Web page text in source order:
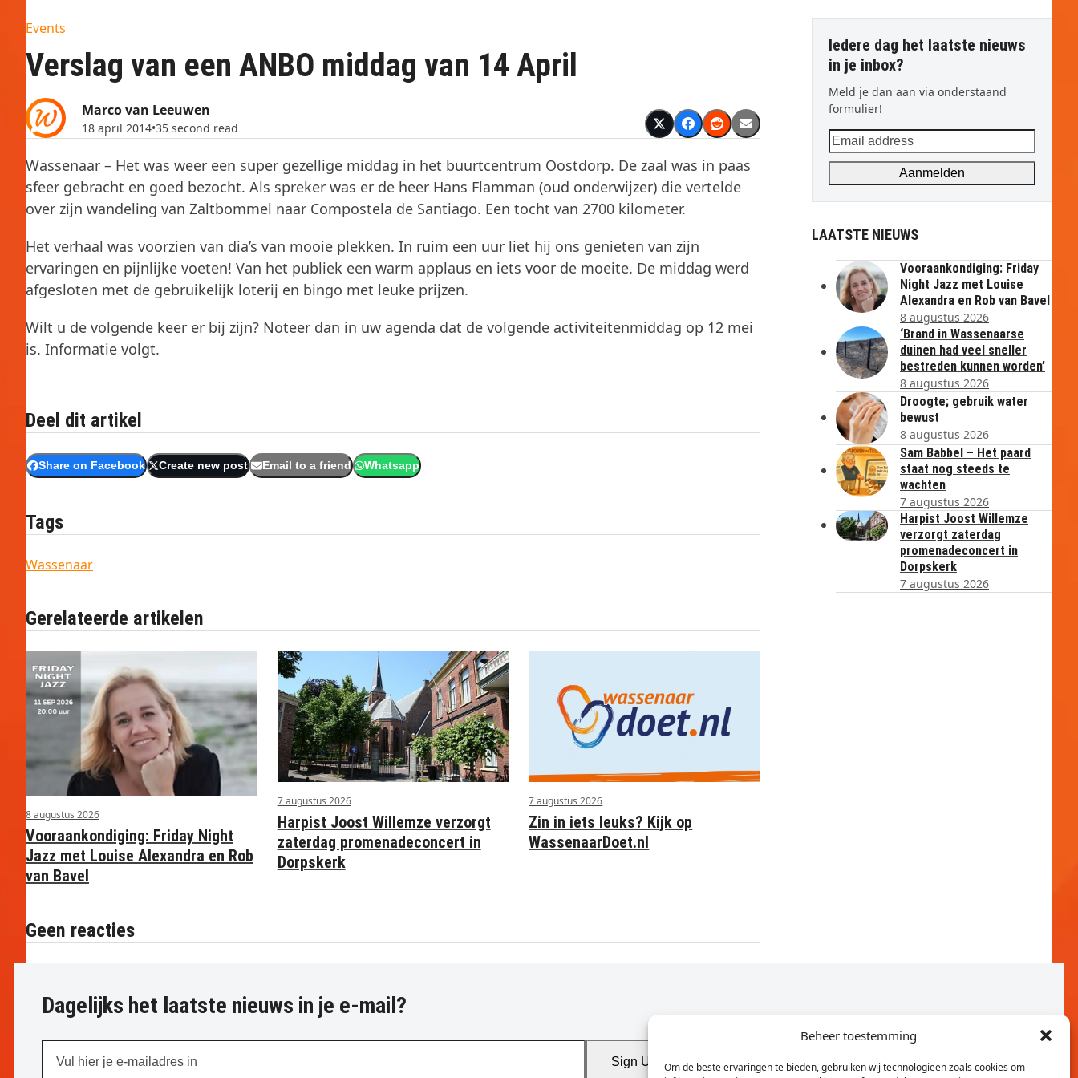
Beheer toestemming
Om de beste ervaringen te bieden, gebruiken wij technologieën zoals cookies om
Events
Verslag van een ANBO middag van 14 April
Marco van Leeuwen
18 april 2014•35 second read
Wassenaar – Het was weer een super gezellige middag in het buurtcentrum Oostdorp. De zaal was in paas
sfeer gebracht en goed bezocht. Als spreker was er de heer Hans Flamman (oud onderwijzer) die vertelde
over zijn wandeling van Zaltbommel naar Compostela de Santiago. Een tocht van 2700 kilometer.
Het verhaal was voorzien van dia’s van mooie plekken. In ruim een uur liet hij ons genieten van zijn
ervaringen en pijnlijke voeten! Van het publiek een warm applaus en iets voor de moeite. De middag werd
afgesloten met de gebruikelijk loterij en bingo met leuke prijzen.
Wilt u de volgende keer er bij zijn? Noteer dan in uw agenda dat de volgende activiteitenmiddag op 12 mei
is. Informatie volgt.
Deel dit artikel
Share on Facebook Create new post Email to a friend Whatsapp
Tags
Wassenaar
Gerelateerde artikelen
8 augustus 2026
Vooraankondiging: Friday Night
Jazz met Louise Alexandra en Rob
van Bavel
7 augustus 2026
Harpist Joost Willemze verzorgt
zaterdag promenadeconcert in
Dorpskerk
7 augustus 2026
Zin in iets leuks? Kijk op
WassenaarDoet.nl
Geen reacties
Iedere dag het laatste nieuws
in je inbox?
Meld je dan aan via onderstaand
formulier!
Email
address
Aanmelden
LAATSTE NIEUWS
Vooraankondiging: Friday
Night Jazz met Louise
Alexandra en Rob van Bavel
8 augustus 2026
‘Brand in Wassenaarse
duinen had veel sneller
bestreden kunnen worden’
8 augustus 2026
Droogte; gebruik water
bewust
8 augustus 2026
Sam Babbel – Het paard
staat nog steeds te
wachten
7 augustus 2026
Harpist Joost Willemze
verzorgt zaterdag
promenadeconcert in
Dorpskerk
7 augustus 2026
Dagelijks het laatste nieuws in je e-mail?
hier
Sign Up